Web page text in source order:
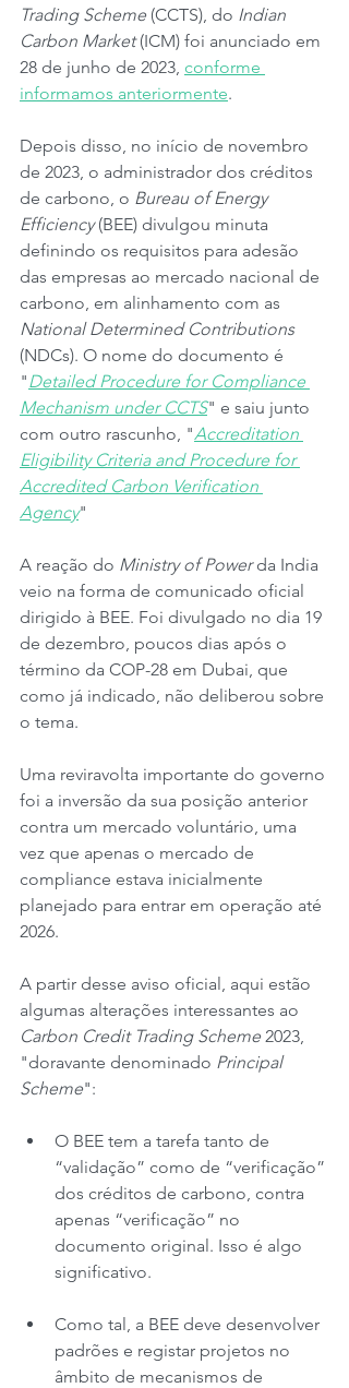
Trading Scheme (CCTS), do Indian
Carbon Market (ICM) foi anunciado em
28 de junho de 2023, conforme
informamos anteriormente.
Depois disso, no início de novembro
de 2023, o administrador dos créditos
de carbono, o Bureau of Energy
Efficiency (BEE) divulgou minuta
definindo os requisitos para adesão
das empresas ao mercado nacional de
carbono, em alinhamento com as
National Determined Contributions
(NDCs). O nome do documento é
"Detailed Procedure for Compliance
Mechanism under CCTS" e saiu junto
com outro rascunho, "Accreditation
Eligibility Criteria and Procedure for
Accredited Carbon Verification
Agency"
A reação do Ministry of Power da India
veio na forma de comunicado oficial
dirigido à BEE. Foi divulgado no dia 19
de dezembro, poucos dias após o
término da COP-28 em Dubai, que
como já indicado, não deliberou sobre
o tema.
Uma reviravolta importante do governo
foi a inversão da sua posição anterior
contra um mercado voluntário, uma
vez que apenas o mercado de
compliance estava inicialmente
planejado para entrar em operação até
2026.
A partir desse aviso oficial, aqui estão
algumas alterações interessantes ao
Carbon Credit Trading Scheme 2023,
"doravante denominado Principal
Scheme":
O BEE tem a tarefa tanto de
“validação” como de “verificação”
dos créditos de carbono, contra
apenas “verificação” no
documento original. Isso é algo
significativo.
Como tal, a BEE deve desenvolver
padrões e registar projetos no
âmbito de mecanismos de